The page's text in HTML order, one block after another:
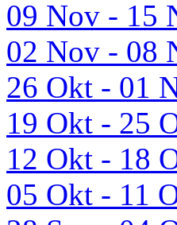
09 Nov - 15
02 Nov - 08
26 Okt - 01
19 Okt - 25
12 Okt - 18
05 Okt - 11